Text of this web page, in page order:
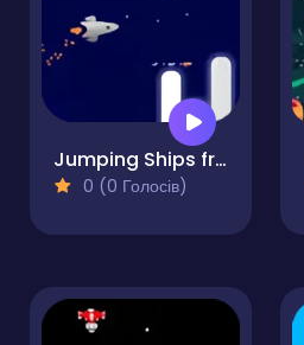
Jumping Ships from Outer Space
0 (0 Голосів)